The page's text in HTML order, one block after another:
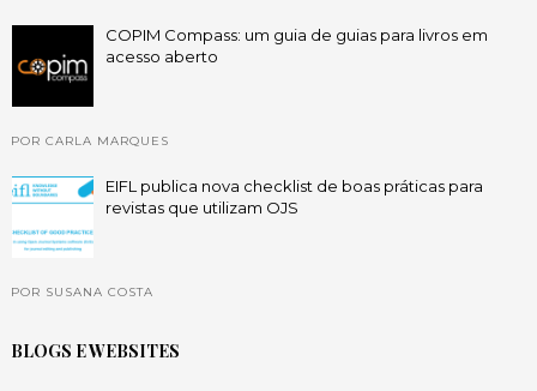
COPIM Compass: um guia de guias para livros em
acesso aberto
POR CARLA MARQUES
EIFL publica nova checklist de boas práticas para
revistas que utilizam OJS
POR SUSANA COSTA
BLOGS E WEBSITES